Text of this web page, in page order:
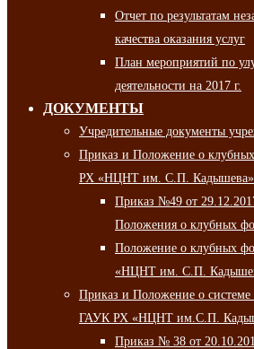
Отчет по результатам
качества оказания услуг
План мероприятий по
деятельности на 2017 г.
ДОКУМЕНТЫ
Учредительные документы
Приказ и Положение о
РХ «НЦНТ им. С.П. Кадышева»
Приказ №49 от
Положения о клубных
Положение о клубных
«НЦНТ им. С.П.
Приказ и Положение о системе
ГАУК РХ «НЦНТ им.С.П.
Приказ № 38 от